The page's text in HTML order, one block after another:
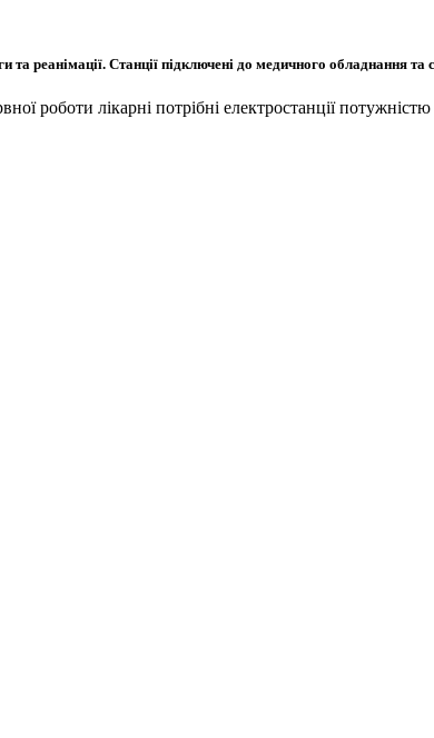
реанімації. Станції підключені до медичного обладнання та
роботи лікарні потрібні електростанції